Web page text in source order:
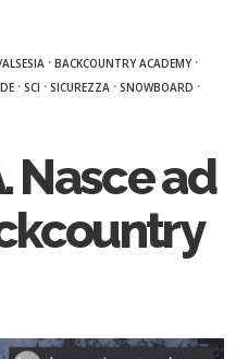
·BACKCOUNTRY ACADEMY·
·SCI ·SICUREZZA ·SNOWBOARD ·
Nasce ad